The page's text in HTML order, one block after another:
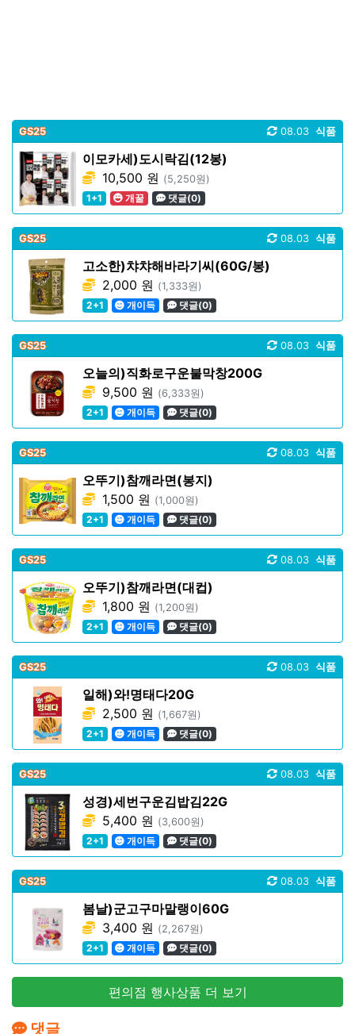
GS25 식품
08.03
이모카세)도시락김(12봉)
10,500 원 (5,250원)
1+1
개꿀 댓글(0)
GS25 식품
08.03
고소한)챠챠해바라기씨(60G/봉)
2,000 원 (1,333원)
2+1
개이득 댓글(0)
GS25 식품
08.03
오늘의)직화로구운불막창200G
9,500 원 (6,333원)
2+1
개이득 댓글(0)
GS25 식품
08.03
오뚜기)참깨라면(봉지)
1,500 원 (1,000원)
2+1
개이득 댓글(0)
GS25 식품
08.03
오뚜기)참깨라면(대컵)
1,800 원 (1,200원)
2+1
개이득 댓글(0)
GS25 식품
08.03
일해)와!명태다20G
2,500 원 (1,667원)
2+1
개이득 댓글(0)
GS25 식품
08.03
성경)세번구운김밥김22G
5,400 원 (3,600원)
2+1
개이득 댓글(0)
GS25 식품
08.03
봄날)군고구마말랭이60G
3,400 원 (2,267원)
2+1
개이득 댓글(0)
편의점 행사상품 더 보기
댓글